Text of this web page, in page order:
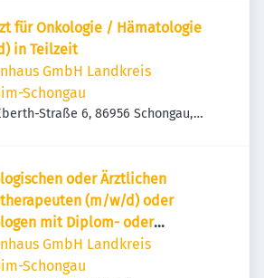
für Onkologie / Hämatologie
in Teilzeit
GmbH Landkreis
Schongau
Straße 6, 86956 Schongau,
oder Ärztlichen
(m/w/d) oder
mit Diplom- oder
(m/w/d)
GmbH Landkreis
Schongau